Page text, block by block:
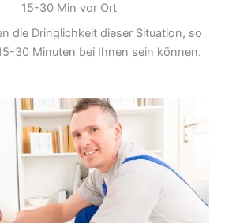
15-30 Min vor Ort
die Dringlichkeit dieser Situation, so
30 Minuten bei Ihnen sein können.